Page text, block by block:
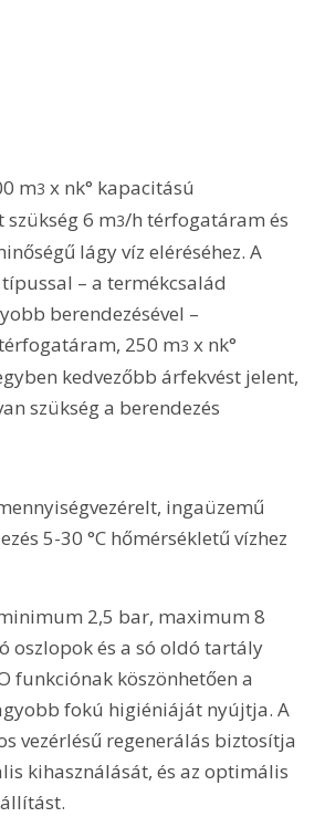
m3 x nk° kapacitású
szükség 6 m3/h térfogatáram és
lágy víz eléréséhez. A
– a termékcsalád
berendezésével –
250 m3 x nk°
kedvezőbb árfekvést jelent,
szükség a berendezés
ingaüzemű
5-30 °C hőmérsékletű vízhez
2,5 bar, maximum 8
oszlopok és a só oldó tartály
funkciónak köszönhetően a
fokú higiéniáját nyújtja. A
vezérlésű regenerálás biztosítja
kihasználását, és az optimális